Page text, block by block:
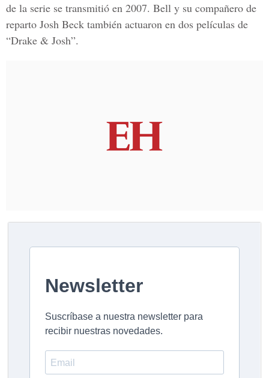
de la serie se transmitió en 2007. Bell y su compañero de
reparto Josh Beck también actuaron en dos películas de
“Drake & Josh”.